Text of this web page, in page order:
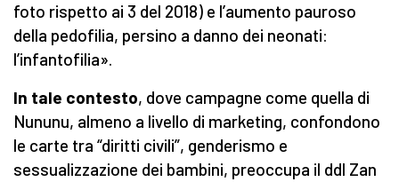
foto rispetto ai 3 del 2018) e l’aumento pauroso
della pedofilia, persino a danno dei neonati:
l’infantofilia».
In tale contesto, dove campagne come quella di
Nununu, almeno a livello di marketing, confondono
le carte tra “diritti civili”, genderismo e
sessualizzazione dei bambini, preoccupa il ddl Zan